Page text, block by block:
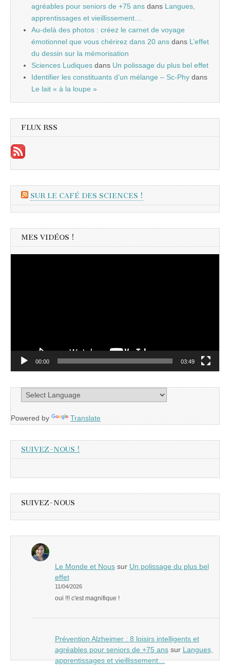
agréables pour seniors de +75 ans dans Langues,
apprentissages et vieillissement…
Au-delà des photos : créez le carnet de voyage
émotionnel que vous chérirez dans 20 ans dans L’effet
du dessin sur la mémorisation
Sciences Ludiques dans Un polissage du plus bel effet
Identifier les constituants d’un mélange – Sc-Phy dans
Le lait « à la loupe »
FLUX RSS
SUR LE CAFÉ DES SCIENCES !
MES VIDÉOS !
00:00 03:49
Powered by Translate
SUIVEZ-NOUS !
SUIVEZ-NOUS
Le Monde et Noussur Un polissage du plus bel
effet
11/04/2026
oui !!! c'est magnifique !
Prévention Alzheimer : 8 loisirs intelligents et
agréables pour seniors de +75 anssur Langues,
apprentissages et vieillissement…